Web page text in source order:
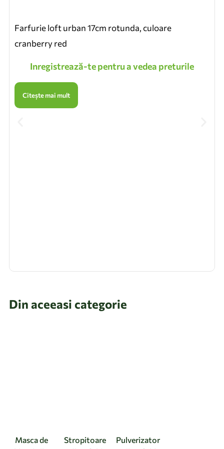
Farfurie loft urban 17cm rotunda, culoare
cranberry red
Inregistrează-te pentru a vedea preturile
Citește mai mult
Din aceeasi categorie
Masca de
Stropitoare
Pulverizator